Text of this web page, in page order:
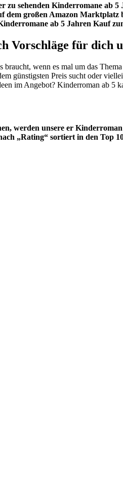
sehenden Kinderromane ab
großen Amazon
ab 5 Jahren Kauf
Vorschläge für dich
wenn es mal um das
günstigsten Preis sucht oder
im Angebot? Kinderroman ab 5
werden unsere er Kinderroman
„Rating“ sortiert in den Top